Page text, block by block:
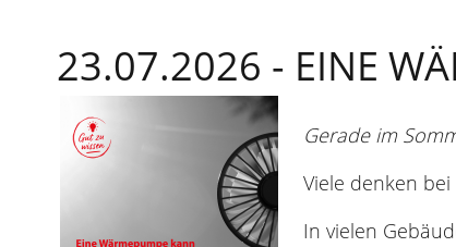
23.07.2026 - EINE
Gerade im
Viele denken
In vielen